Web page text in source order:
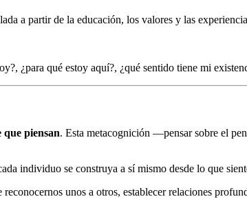
a partir de la educación, los valores y las
¿para qué estoy aquí?, ¿qué sentido tiene mi
que piensan. Esta metacognición —pensar sobre el
individuo se construya a sí mismo desde lo que
reconocernos unos a otros, establecer relaciones